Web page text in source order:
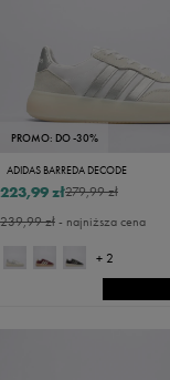
PROMO: DO -30%
ADIDAS BARREDA DECODE
279,99 zł
223,99 zł
239,99 zł- najniższa cena
+ 2